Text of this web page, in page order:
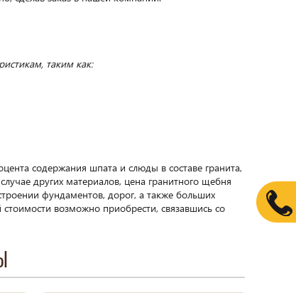
таким как:
содержания шпата и слюды в составе гранита,
других материалов, цена гранитного щебня
фундаментов, дорог, а также больших
возможно приобрести, связавшись со